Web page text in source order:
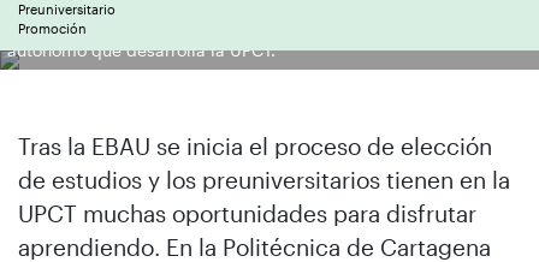
Preuniversitario
Promoción
Una estudiante ajustando los sistemas electrónicos del coche
autónomo que desarrolla la UPCT.
Tras la EBAU se inicia el proceso de elección
de estudios y los preuniversitarios tienen en la
UPCT muchas oportunidades para disfrutar
aprendiendo. En la Politécnica de Cartagena